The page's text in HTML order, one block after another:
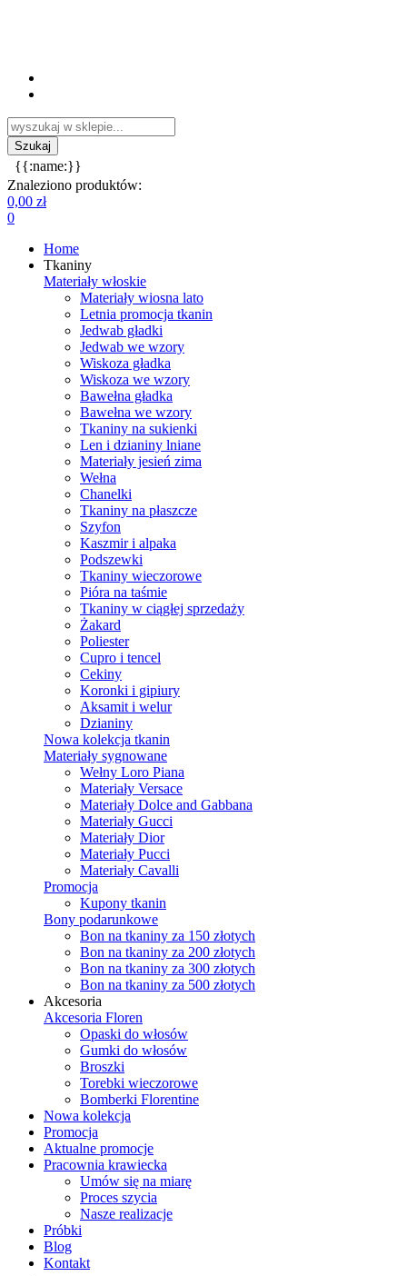
{{:name:}}
Znaleziono produktów:
0,00 zł
0
Home
Tkaniny
Materiały włoskie
Materiały wiosna lato
Letnia promocja tkanin
Jedwab gładki
Jedwab we wzory
Wiskoza gładka
Wiskoza we wzory
Bawełna gładka
Bawełna we wzory
Tkaniny na sukienki
Len i dzianiny lniane
Materiały jesień zima
Wełna
Chanelki
Tkaniny na płaszcze
Szyfon
Kaszmir i alpaka
Podszewki
Tkaniny wieczorowe
Pióra na taśmie
Tkaniny w ciągłej sprzedaży
Żakard
Poliester
Cupro i tencel
Cekiny
Koronki i gipiury
Aksamit i welur
Dzianiny
Nowa kolekcja tkanin
Materiały sygnowane
Wełny Loro Piana
Materiały Versace
Materiały Dolce and Gabbana
Materiały Gucci
Materiały Dior
Materiały Pucci
Materiały Cavalli
Promocja
Kupony tkanin
Bony podarunkowe
Bon na tkaniny za 150 złotych
Bon na tkaniny za 200 złotych
Bon na tkaniny za 300 złotych
Bon na tkaniny za 500 złotych
Akcesoria
Akcesoria Floren
Opaski do włosów
Gumki do włosów
Broszki
Torebki wieczorowe
Bomberki Florentine
Nowa kolekcja
Promocja
Aktualne promocje
Pracownia krawiecka
Umów się na miarę
Proces szycia
Nasze realizacje
Próbki
Blog
Kontakt